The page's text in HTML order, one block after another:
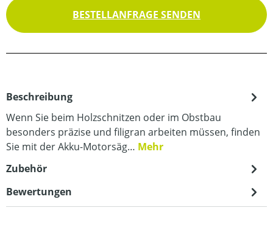
BESTELLANFRAGE SENDEN
Beschreibung
Wenn Sie beim Holzschnitzen oder im Obstbau
besonders präzise und filigran arbeiten müssen, finden
Sie mit der Akku-Motorsäg… Mehr
Zubehör
Bewertungen